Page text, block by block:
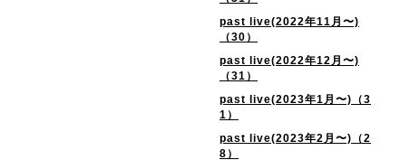
past live(2022年11月〜)
（30）
past live(2022年12月〜)
（31）
past live(2023年1月〜)（3
1）
past live(2023年2月〜)（2
8）